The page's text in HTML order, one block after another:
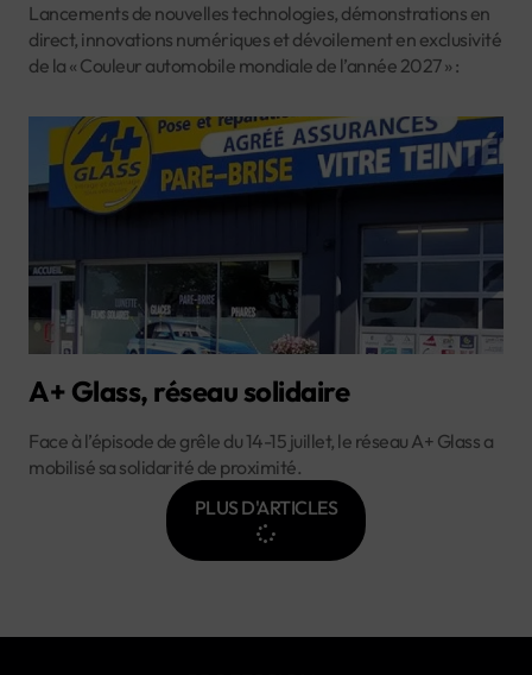
Lancements de nouvelles technologies, démonstrations en
direct, innovations numériques et dévoilement en exclusivité
de la « Couleur automobile mondiale de l’année 2027 » :
A+ Glass, réseau solidaire
Face à l’épisode de grêle du 14-15 juillet, le réseau A+ Glass a
mobilisé sa solidarité de proximité.
PLUS D'ARTICLES